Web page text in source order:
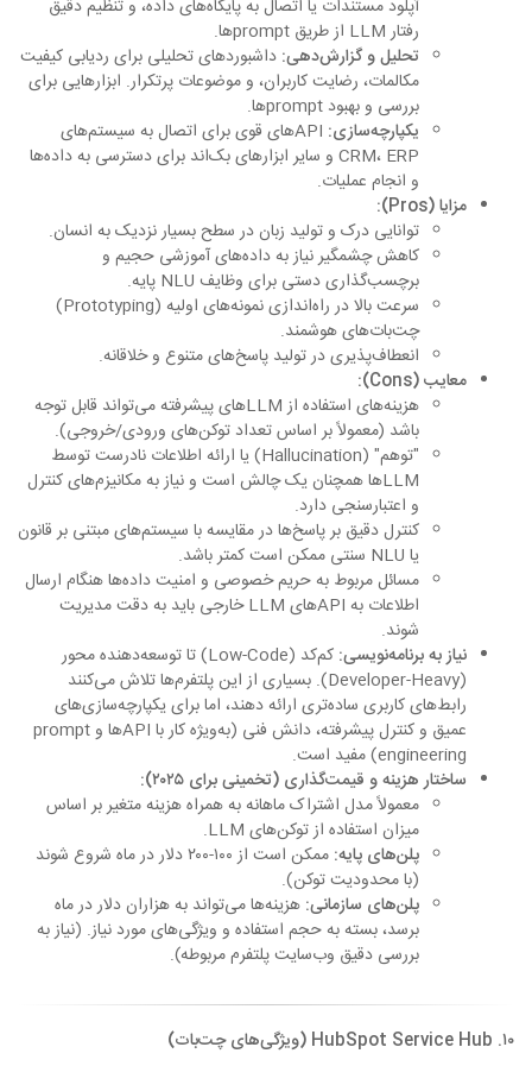
آپلود مستندات یا اتصال به پایگاه‌های داده، و تنظیم دقیق
رفتار LLM از طریق promptها.
تحلیل و گزارش‌دهی: داشبوردهای تحلیلی برای ردیابی کیفیت
مکالمات، رضایت کاربران، و موضوعات پرتکرار. ابزارهایی برای
بررسی و بهبود promptها.
یکپارچه‌سازی:
APIهای قوی برای اتصال به سیستم‌های
CRM، ERP و سایر ابزارهای بک‌اند برای دسترسی به داده‌ها
و انجام عملیات.
مزایا (Pros):
توانایی درک و تولید زبان در سطح بسیار نزدیک به انسان.
کاهش چشمگیر نیاز به داده‌های آموزشی حجیم و
برچسب‌گذاری دستی برای وظایف NLU پایه.
سرعت بالا در راه‌اندازی نمونه‌های اولیه (Prototyping)
چت‌بات‌های هوشمند.
انعطاف‌پذیری در تولید پاسخ‌های متنوع و خلاقانه.
معایب (Cons):
هزینه‌های استفاده از LLMهای پیشرفته می‌تواند قابل توجه
باشد (معمولاً بر اساس تعداد توکن‌های ورودی/خروجی).
"توهم" (Hallucination) یا ارائه اطلاعات نادرست توسط
LLMها همچنان یک چالش است و نیاز به مکانیزم‌های کنترل
و اعتبارسنجی دارد.
کنترل دقیق بر پاسخ‌ها در مقایسه با سیستم‌های مبتنی بر قانون
یا NLU سنتی ممکن است کمتر باشد.
مسائل مربوط به حریم خصوصی و امنیت داده‌ها هنگام ارسال
اطلاعات به APIهای LLM خارجی باید به دقت مدیریت
شوند.
نیاز به برنامه‌نویسی:
کم‌کد (Low-Code) تا توسعه‌دهنده محور
(Developer-Heavy). بسیاری از این پلتفرم‌ها تلاش می‌کنند
رابط‌های کاربری ساده‌تری ارائه دهند، اما برای یکپارچه‌سازی‌های
عمیق و کنترل پیشرفته، دانش فنی (به‌ویژه کار با APIها و prompt
engineering) مفید است.
ساختار هزینه و قیمت‌گذاری (تخمینی برای ۲۰۲۵):
معمولاً مدل اشتراک ماهانه به همراه هزینه متغیر بر اساس
میزان استفاده از توکن‌های LLM.
پلن‌های پایه:
ممکن است از ۱۰۰-۲۰۰ دلار در ماه شروع شوند
(با محدودیت توکن).
پلن‌های سازمانی: هزینه‌ها می‌تواند به هزاران دلار در ماه
برسد، بسته به حجم استفاده و ویژگی‌های مورد نیاز. (نیاز به
بررسی دقیق وب‌سایت پلتفرم مربوطه).
۱۰. HubSpot Service Hub (ویژگی‌های چت‌بات)